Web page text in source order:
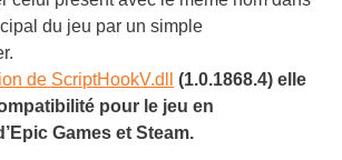
du jeu par un simple
de ScriptHookV.dll
(1.0.1868.4) elle
pour le jeu en
Games et Steam.